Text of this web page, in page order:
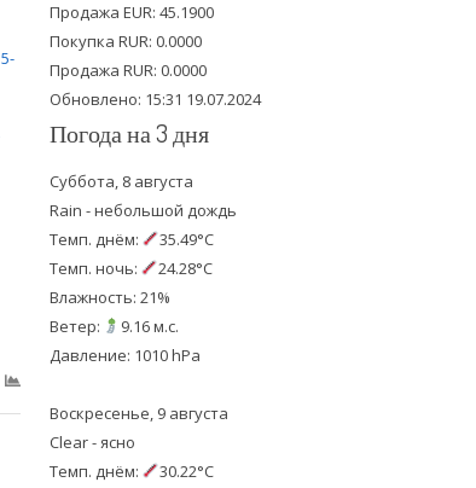
r
o
k
e
Продажа EUR: 45.1900
Покупка RUR: 0.0000
Продажа RUR: 0.0000
Обновлено: 15:31 19.07.2024
Погода на 3 дня
Суббота, 8 августа
Rain - небольшой дождь
Темп. днём:
35.49°C
Темп. ночь:
24.28°C
Влажность: 21%
Ветер:
9.16 м.с.
Давление: 1010 hPa
Воскресенье, 9 августа
Clear - ясно
Темп. днём:
30.22°C